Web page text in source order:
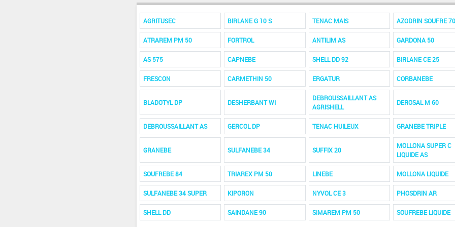
AGRITUSEC BIRLANE G 10 S TENAC MAIS AZODRIN SOUFRE
ATRAREM PM 50 FORTROL ANTILIM AS GARDONA 50
AS 575 CAPNEBE SHELL DD 92 BIRLANE CE 25
FRESCON CARMETHIN 50 ERGATUR CORBANEBE
BLADOTYL DP DESHERBANT WI
DEBROUSSAILLANT AS
AGRISHELL
DEROSAL M 60
DEBROUSSAILLANT AS GERCOL DP TENAC HUILEUX GRANEBE TRIPLE
GRANEBE SULFANEBE 34 SUFFIX 20
MOLLONA SUPER C
LIQUIDE AS
SOUFREBE 84 TRIAREX PM 50 LINEBE MOLLONA LIQUIDE
SULFANEBE 34 SUPER KIPORON NYVOL CE 3 PHOSDRIN AR
SHELL DD SAINDANE 90 SIMAREM PM 50 SOUFREBE LIQUIDE